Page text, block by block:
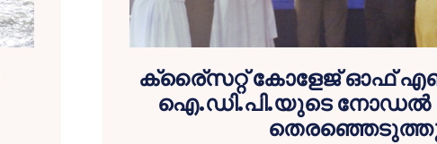
ക്രൈ്‌സറ്റ് കോളേജ് ഓഫ്
ഐ.ഡി.പി.യുടെ നോഡല്‍